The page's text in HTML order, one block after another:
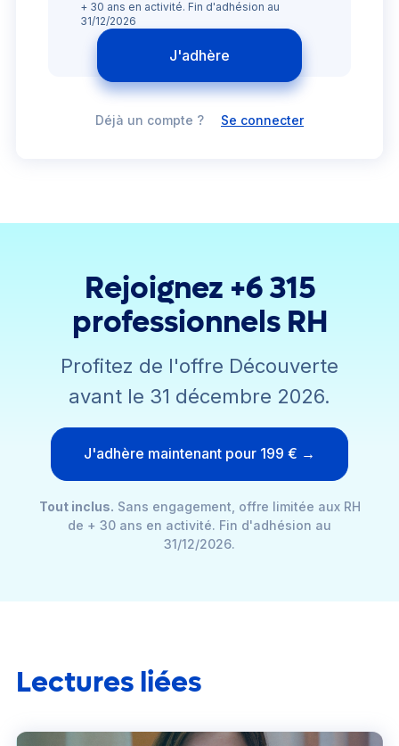
+ 30 ans en activité. Fin d'adhésion au
31/12/2026
J'adhère
Déjà un compte ? Se connecter
Rejoignez +6 315
professionnels RH
Profitez de l'offre Découverte
avant le 31 décembre 2026.
J'adhère maintenant pour 199 € →
Tout inclus. Sans engagement, offre limitée aux RH
de + 30 ans en activité. Fin d'adhésion au
31/12/2026.
Lectures liées